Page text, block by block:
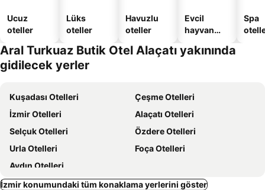
Ucuz
oteller
Lüks
oteller
Havuzlu
oteller
Evcil
hayvan
oteller
Spa
Aral Turkuaz Butik Otel Alaçatı yakınında
gidilecek yerler
Kuşadası Otelleri
Çeşme Otelleri
İzmir Otelleri
Alaçatı Otelleri
Selçuk Otelleri
Özdere Otelleri
Urla Otelleri
Foça Otelleri
Aydın Otelleri
İzmir konumundaki tüm konaklama yerlerini göster